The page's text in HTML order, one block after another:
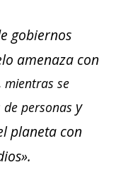
gobiernos
amenaza con
mientras se
personas y
planeta con